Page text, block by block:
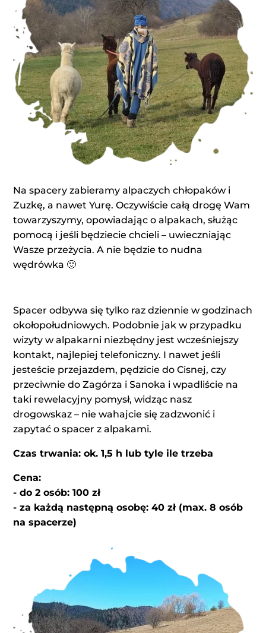
Na spacery zabieramy alpaczych chłopaków i
Zuzkę, a nawet Yurę. Oczywiście całą drogę Wam
towarzyszymy, opowiadając o alpakach, służąc
pomocą i jeśli będziecie chcieli – uwieczniając
Wasze przeżycia. A nie będzie to nudna
wędrówka 🙂
Spacer odbywa się tylko raz dziennie w godzinach
okołopołudniowych. Podobnie jak w przypadku
wizyty w alpakarni niezbędny jest wcześniejszy
kontakt, najlepiej telefoniczny. I nawet jeśli
jesteście przejazdem, pędzicie do Cisnej, czy
przeciwnie do Zagórza i Sanoka i wpadliście na
taki rewelacyjny pomysł, widząc nasz
drogowskaz – nie wahajcie się zadzwonić i
zapytać o spacer z alpakami.
Czas trwania: ok. 1,5 h lub tyle ile trzeba
Cena:
- do 2 osób: 100 zł
- za każdą następną osobę: 40 zł (max. 8 osób
na spacerze)